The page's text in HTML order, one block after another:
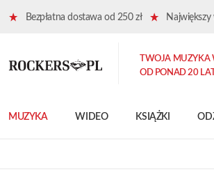
Bezpłatna dostawa od 250 zł
MUZYKA WIDEO KSIĄŻKI
TWOJA MUZYKA
OD PONAD 20